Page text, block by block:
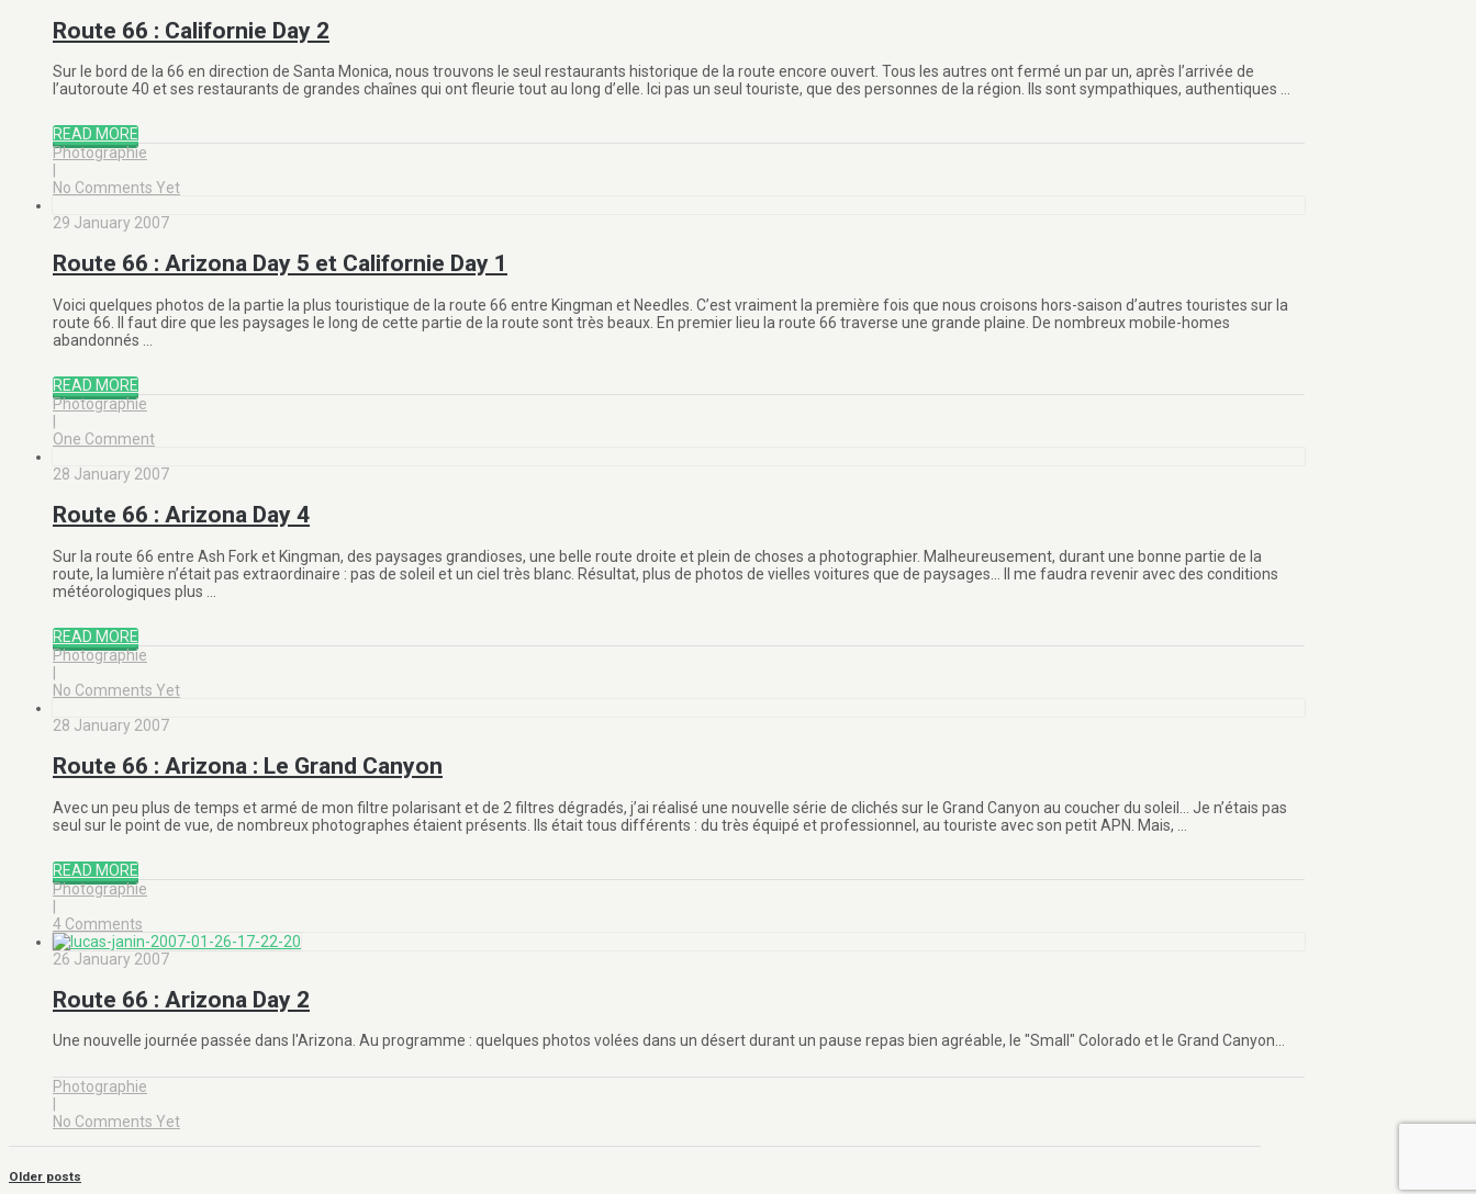
Route 66 : Californie Day 2
Sur le bord de la 66 en direction de Santa Monica, nous trouvons le seul restaurants historique de la route encore ouvert. Tous les autres ont fermé un par un, après l’arrivée de
l’autoroute 40 et ses restaurants de grandes chaînes qui ont fleurie tout au long d’elle. Ici pas un seul touriste, que des personnes de la région. Ils sont sympathiques, authentiques …
READ MORE
Photographie
No Comments Yet
29 January 2007
Route 66 : Arizona Day 5 et Californie Day 1
Voici quelques photos de la partie la plus touristique de la route 66 entre Kingman et Needles. C’est vraiment la première fois que nous croisons hors-saison d’autres touristes sur la
route 66. Il faut dire que les paysages le long de cette partie de la route sont très beaux. En premier lieu la route 66 traverse une grande plaine. De nombreux mobile-homes
abandonnés …
READ MORE
Photographie
One Comment
28 January 2007
Route 66 : Arizona Day 4
Sur la route 66 entre Ash Fork et Kingman, des paysages grandioses, une belle route droite et plein de choses a photographier. Malheureusement, durant une bonne partie de la
route, la lumière n’était pas extraordinaire : pas de soleil et un ciel très blanc. Résultat, plus de photos de vielles voitures que de paysages… Il me faudra revenir avec des conditions
météorologiques plus …
READ MORE
Photographie
No Comments Yet
28 January 2007
Route 66 : Arizona : Le Grand Canyon
Avec un peu plus de temps et armé de mon filtre polarisant et de 2 filtres dégradés, j’ai réalisé une nouvelle série de clichés sur le Grand Canyon au coucher du soleil… Je n’étais pas
seul sur le point de vue, de nombreux photographes étaient présents. Ils était tous différents : du très équipé et professionnel, au touriste avec son petit APN. Mais, …
READ MORE
Photographie
|
4 Comments
26 January 2007
Route 66 : Arizona Day 2
Une nouvelle journée passée dans l'Arizona. Au programme : quelques photos volées dans un désert durant un pause repas bien agréable, le "Small" Colorado et le Grand Canyon...
Photographie
No Comments Yet
Older posts